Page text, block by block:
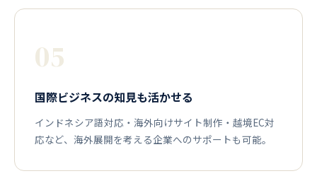
05
国際ビジネスの知見も活かせる
インドネシア語対応・海外向けサイト制作・越境EC対
応など、海外展開を考える企業へのサポートも可能。